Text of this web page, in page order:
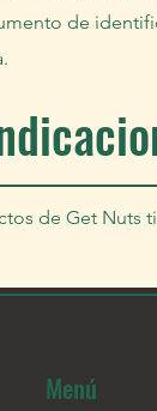
de
de Get Nuts
Menú